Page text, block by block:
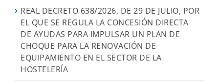
REAL DECRETO 638/2026, DE 29 DE JULIO, POR
EL QUE SE REGULA LA CONCESIÓN DIRECTA
DE AYUDAS PARA IMPULSAR UN PLAN DE
CHOQUE PARA LA RENOVACIÓN DE
EQUIPAMIENTO EN EL SECTOR DE LA
HOSTELERÍA